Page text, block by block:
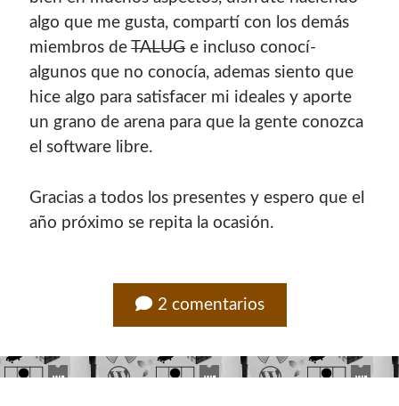
algo que me gusta, compartí­ con los demás
miembros deTALUGe incluso conocí­
algunos que no conocí­a, ademas siento que
hice algo para satisfacer mi ideales y aporte
un grano de arena para que la gente conozca
el software libre.
Gracias a todos los presentes y espero que el
año próximo se repita la ocasión.
2 comentarios